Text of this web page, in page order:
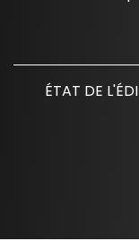
ÉTAT DE